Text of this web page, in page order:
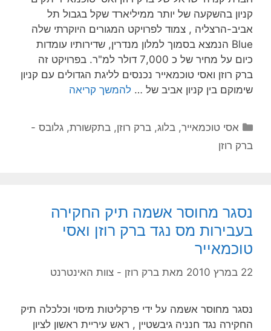
קניון בהשקעה של יותר ממיליארד שקל בגבול תל
אביב-הרצליה , צמוד לפרויקט המגורים היוקרתי שלה
Blue הנמצא בסמוך למלון מנדרין, שדירותיו עומדות
כיום על מחיר של כ 7,000 דולר למ"ר. בפרויקט זה
ברק רוזן ואסי טוכמאייר נכנסים לליגת הגדולים עם קניון
שימוקם בין קניון אביב של … להמשך קריאה
קטגוריות
אסי טוכמאייר,בלוג,ברק רוזן,בתקשורת,גלובס -
ברק רוזן
נסגר מחוסר אשמה תיק החקירה
בעבירות מס נגד ברק רוזן ואסי
טוכמאייר
22 במרץ 2010 מאת ברק רוזן - צוות האינטרנט
נסגר מחוסר אשמה על ידי פרקליטות מיסוי וכלכלה תיק
החקירה נגד חנניה גיבשטיין , ראש עיריית ראשון לציון